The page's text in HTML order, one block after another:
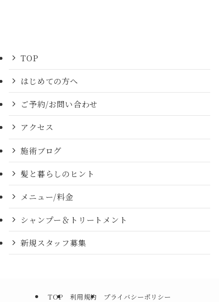
TOP
はじめての方へ
ご予約/お問い合わせ
アクセス
施術ブログ
髪と暮らしのヒント
メニュー/料金
シャンプー＆トリートメント
新規スタッフ募集
TOP 利用規約 プライバシーポリシー